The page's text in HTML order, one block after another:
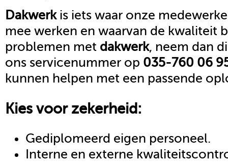
Dakwerkis iets waar onze
mee werken en waarvan de kwaliteit
problemen met dakwerk, neem dan
ons servicenummer op 035-760 06
kunnen helpen met een passende
Kies voor zekerheid:
Gediplomeerd eigen personeel.
Interne en externe